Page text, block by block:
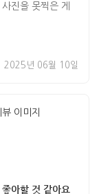
진을 못찍은 게
2025년 06월 10일
아할 것 같아요